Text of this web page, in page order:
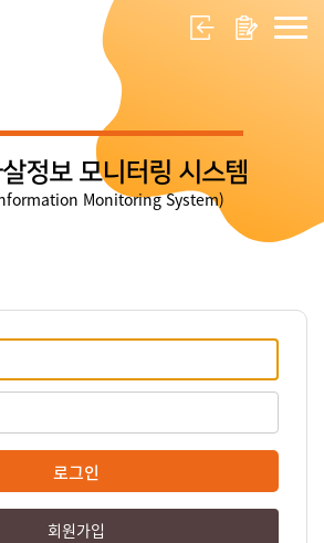
정보 모니터링 시스템
Monitoring System)
로그인
회원가입